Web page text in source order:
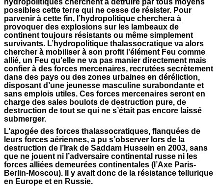
hydropolitiques cherchent à détruire par tous moyens
possibles cette terre qui ne cesse de résister. Pour
parvenir à cette fin, l’hydropolitique cherchera à
provoquer des explosions sur les lambeaux de
continent toujours résistants ou même simplement
survivants. L’hydropolitique thalassocratique va alors
chercher à mobiliser à son profit l’élément Feu comme
allié, un Feu qu’elle ne va pas manier directement mais
confier à des forces mercenaires, recrutées secrètement
dans des pays ou des zones urbaines en déréliction,
disposant d’une jeunesse masculine surabondante et
sans emplois utiles. Ces forces mercenaires seront en
charge des sales boulots de destruction pure, de
destruction de tout se qui ne s’était pas encore laissé
submerger.
L’apogée des forces thalassocratiques, flanquées de
leurs forces aériennes, a pu s’observer lors de la
destruction de l’Irak de Saddam Hussein en 2003, sans
que ne jouent ni l’adversaire continental russe ni les
forces alliées demeurées continentales (l’Axe Paris-
Berlin-Moscou). Il y avait donc de la résistance tellurique
en Europe et en Russie.